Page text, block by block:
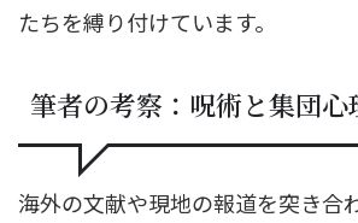
たちを縛り付けています。
筆者の考察：呪術と集団心
海外の文献や現地の報道を突き合